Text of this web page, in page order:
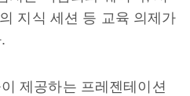
지식 세션 등 교육 의제가
제공하는 프레젠테이션